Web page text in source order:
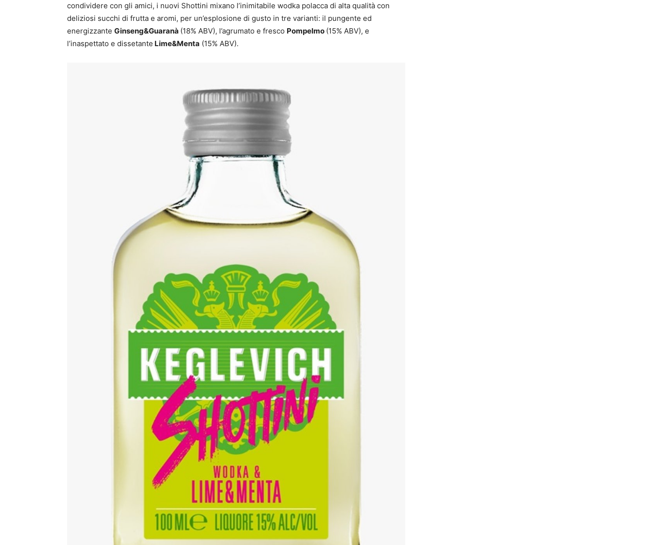
condividere con gli amici, i nuovi Shottini mixano l’inimitabile wodka polacca di alta qualità con
deliziosi succhi di frutta e aromi, per un’esplosione di gusto in tre varianti: il pungente ed
energizzante Ginseng&Guaranà (18% ABV), l’agrumato e fresco Pompelmo (15% ABV), e
l’inaspettato e dissetante Lime&Menta (15% ABV).